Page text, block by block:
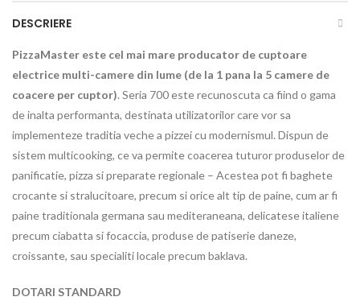
DESCRIERE
PizzaMaster este cel mai mare producator de cuptoare
electrice multi-camere din lume (de la 1 pana la 5 camere de
coacere per cuptor). Seria 700 este recunoscuta ca fiind o gama
de inalta performanta, destinata utilizatorilor care vor sa
implementeze traditia veche a pizzei cu modernismul. Dispun de
sistem multicooking, ce va permite coacerea tuturor produselor de
panificatie, pizza si preparate regionale – Acestea pot fi baghete
crocante si stralucitoare, precum si orice alt tip de paine, cum ar fi
paine traditionala germana sau mediteraneana, delicatese italiene
precum ciabatta si focaccia, produse de patiserie daneze,
croissante, sau specialiti locale precum baklava.
DOTARI STANDARD